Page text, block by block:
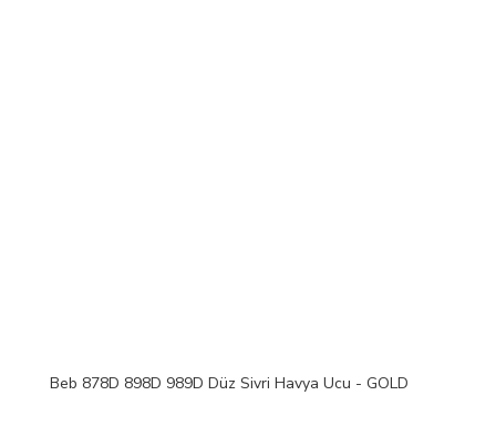
Beb 878D 898D 989D Düz Sivri Havya Ucu - GOLD